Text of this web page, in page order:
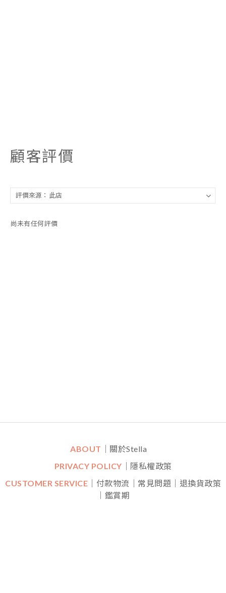
顧客評價
尚未有任何評價
ABOUT ｜關於Stella
PRIVACY POLICY ｜隱私權政策
CUSTOMER SERVICE ｜付款物流｜常見問題｜退換貨政策
｜鑑賞期